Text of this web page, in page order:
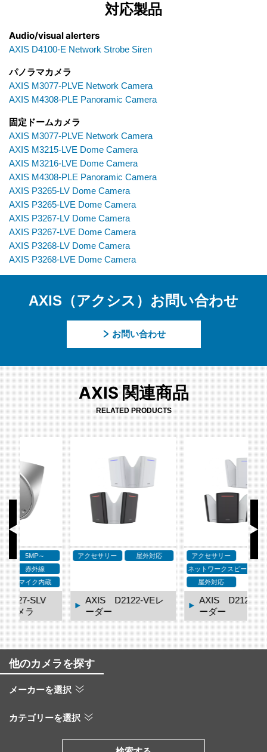
対応製品
Audio/visual alerters
AXIS D4100-E Network Strobe Siren
パノラマカメラ
AXIS M3077-PLVE Network Camera
AXIS M4308-PLE Panoramic Camera
固定ドームカメラ
AXIS M3077-PLVE Network Camera
AXIS M3215-LVE Dome Camera
AXIS M3216-LVE Dome Camera
AXIS M4308-PLE Panoramic Camera
AXIS P3265-LV Dome Camera
AXIS P3265-LVE Dome Camera
AXIS P3267-LV Dome Camera
AXIS P3267-LVE Dome Camera
AXIS P3268-LV Dome Camera
AXIS P3268-LVE Dome Camera
AXIS（アクシス）お問い合わせ
お問い合わせ
AXIS 関連商品
RELATED PRODUCTS
アクセサリー
ネットワークスピーカー
屋外対応
AXIS D2123-VEレ
ーダー
アクセサリー
AXIS TQ3819-E ウ
ェザーシールド
ア
他のカメラを探す
メーカーを選択
カテゴリーを選択